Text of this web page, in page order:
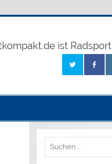
ist Radsport